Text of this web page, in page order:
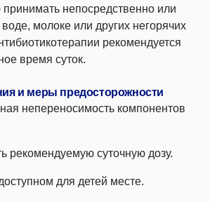
непосредственно или
молоке или других негорячих
рекомендуется
время суток.
и меры предосторожности
непереносимость компонентов
рекомендуемую суточную дозу.
для детей месте.